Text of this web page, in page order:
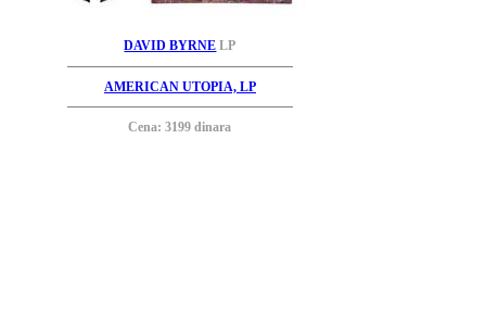
DAVID BYRNE LP
AMERICAN UTOPIA, LP
Cena: 3199 dinara